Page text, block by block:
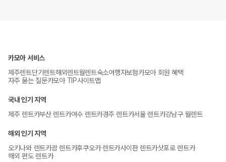
카모아 서비스
제주렌트단기렌트해외렌트월렌트숙소여행자보험카모아 회원 혜택
자주 묻는 질문카모아 TIP사이트맵
국내 인기 지역
제주 렌트카부산 렌트카여수 렌트카경주 렌트카서울 렌트카강남구 월렌트
해외 인기 지역
오키나와 렌트카괌 렌트카후쿠오카 렌트카사이판 렌트카삿포로 렌트카
해외 편도 렌트카